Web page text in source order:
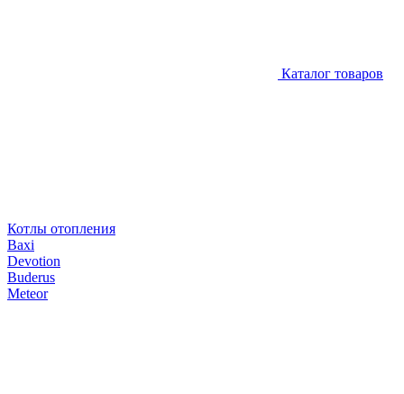
Каталог товаров
Котлы отопления
Baxi
Devotion
Buderus
Meteor